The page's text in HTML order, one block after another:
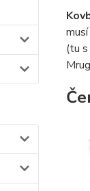
(tu